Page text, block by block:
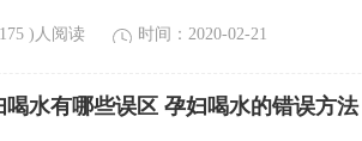
)人阅读 时间：2020-02-21
喝水有哪些误区 孕妇喝水的错误方法